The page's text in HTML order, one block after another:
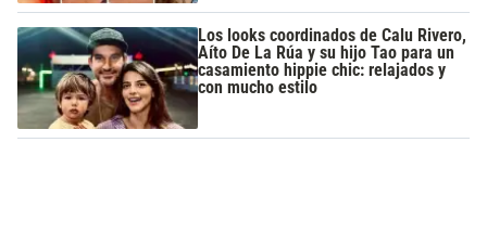
Los looks coordinados de Calu Rivero,
Aíto De La Rúa y su hijo Tao para un
casamiento hippie chic: relajados y
con mucho estilo